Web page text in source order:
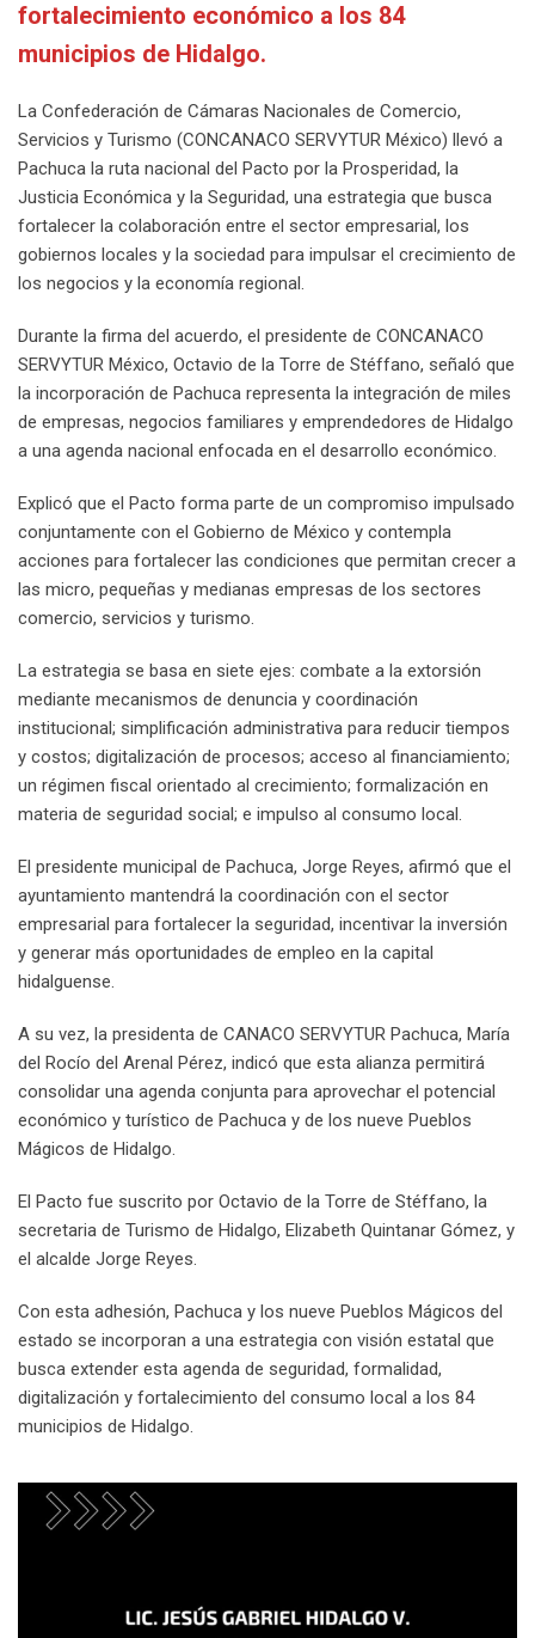
fortalecimiento económico a los 84
municipios de Hidalgo.
La Confederación de Cámaras Nacionales de Comercio,
Servicios y Turismo (CONCANACO SERVYTUR México) llevó a
Pachuca la ruta nacional del Pacto por la Prosperidad, la
Justicia Económica y la Seguridad, una estrategia que busca
fortalecer la colaboración entre el sector empresarial, los
gobiernos locales y la sociedad para impulsar el crecimiento de
los negocios y la economía regional.
Durante la firma del acuerdo, el presidente de CONCANACO
SERVYTUR México, Octavio de la Torre de Stéffano, señaló que
la incorporación de Pachuca representa la integración de miles
de empresas, negocios familiares y emprendedores de Hidalgo
a una agenda nacional enfocada en el desarrollo económico.
Explicó que el Pacto forma parte de un compromiso impulsado
conjuntamente con el Gobierno de México y contempla
acciones para fortalecer las condiciones que permitan crecer a
las micro, pequeñas y medianas empresas de los sectores
comercio, servicios y turismo.
La estrategia se basa en siete ejes: combate a la extorsión
mediante mecanismos de denuncia y coordinación
institucional; simplificación administrativa para reducir tiempos
y costos; digitalización de procesos; acceso al financiamiento;
un régimen fiscal orientado al crecimiento; formalización en
materia de seguridad social; e impulso al consumo local.
El presidente municipal de Pachuca, Jorge Reyes, afirmó que el
ayuntamiento mantendrá la coordinación con el sector
empresarial para fortalecer la seguridad, incentivar la inversión
y generar más oportunidades de empleo en la capital
hidalguense.
A su vez, la presidenta de CANACO SERVYTUR Pachuca, María
del Rocío del Arenal Pérez, indicó que esta alianza permitirá
consolidar una agenda conjunta para aprovechar el potencial
económico y turístico de Pachuca y de los nueve Pueblos
Mágicos de Hidalgo.
El Pacto fue suscrito por Octavio de la Torre de Stéffano, la
secretaria de Turismo de Hidalgo, Elizabeth Quintanar Gómez, y
el alcalde Jorge Reyes.
Con esta adhesión, Pachuca y los nueve Pueblos Mágicos del
estado se incorporan a una estrategia con visión estatal que
busca extender esta agenda de seguridad, formalidad,
digitalización y fortalecimiento del consumo local a los 84
municipios de Hidalgo.